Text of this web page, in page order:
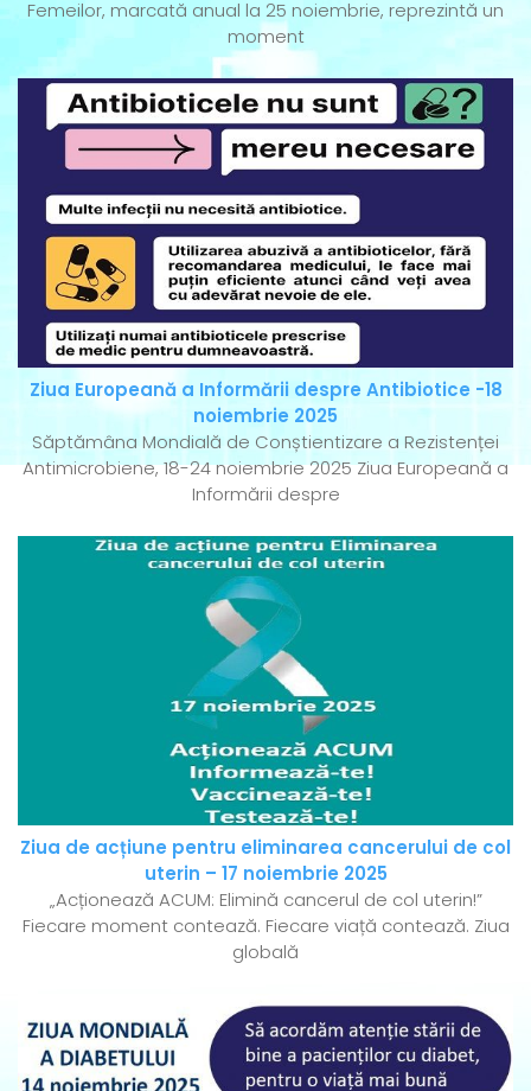
Femeilor, marcată anual la 25 noiembrie, reprezintă un
moment
Ziua Europeană a Informării despre Antibiotice -18
noiembrie 2025
Săptămâna Mondială de Conștientizare a Rezistenței
Antimicrobiene, 18-24 noiembrie 2025 Ziua Europeană a
Informării despre
Ziua de acțiune pentru eliminarea cancerului de col
uterin – 17 noiembrie 2025
„Acționează ACUM: Elimină cancerul de col uterin!”
Fiecare moment contează. Fiecare viață contează. Ziua
globală